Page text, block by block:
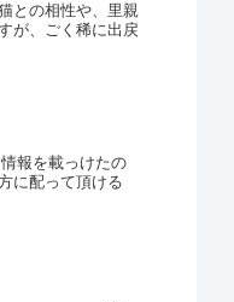
との相性や、里親
が、ごく稀に出戻
報を載っけたの
に配って頂ける